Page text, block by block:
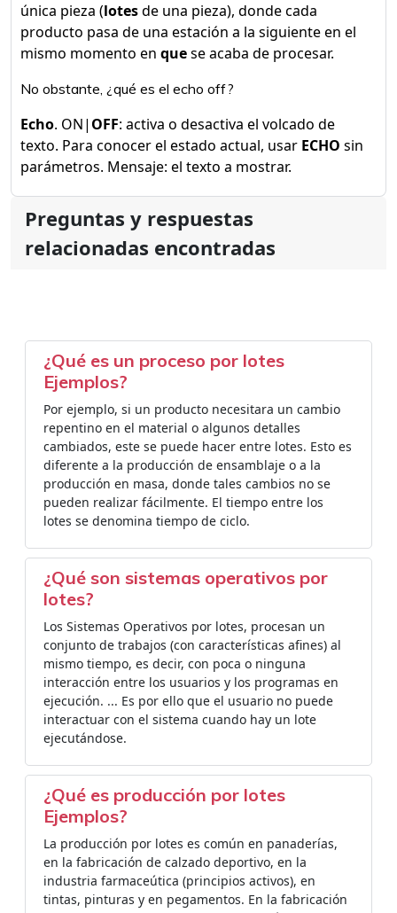
única pieza (lotesde una pieza), donde cada
producto pasa de una estación a la siguiente en el
mismo momento en quese acaba de procesar.
No obstante, ¿qué es el echo off?
Echo. ON| OFF: activa o desactiva el volcado de
texto. Para conocer el estado actual, usar ECHO sin
parámetros. Mensaje: el texto a mostrar.
Preguntas y respuestas
relacionadas encontradas
¿Qué es un proceso por lotes
Ejemplos?
Por ejemplo, si un producto necesitara un cambio
repentino en el material o algunos detalles
cambiados, este se puede hacer entre lotes. Esto es
diferente a la producción de ensamblaje o a la
producción en masa, donde tales cambios no se
pueden realizar fácilmente. El tiempo entre los
lotes se denomina tiempo de ciclo.
¿Qué son sistemas operativos por
lotes?
Los Sistemas Operativos por lotes, procesan un
conjunto de trabajos (con características afines) al
mismo tiempo, es decir, con poca o ninguna
interacción entre los usuarios y los programas en
ejecución. ... Es por ello que el usuario no puede
interactuar con el sistema cuando hay un lote
ejecutándose.
¿Qué es producción por lotes
Ejemplos?
La producción por lotes es común en panaderías,
en la fabricación de calzado deportivo, en la
industria farmaceútica (principios activos), en
tintas, pinturas y en pegamentos. En la fabricación